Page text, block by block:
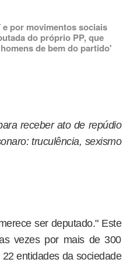
por movimentos sociais
do próprio PP, que
de bem do partido'
receber ato de repúdio
truculência, sexismo
ser deputado." Este
vezes por mais de 300
entidades da sociedade